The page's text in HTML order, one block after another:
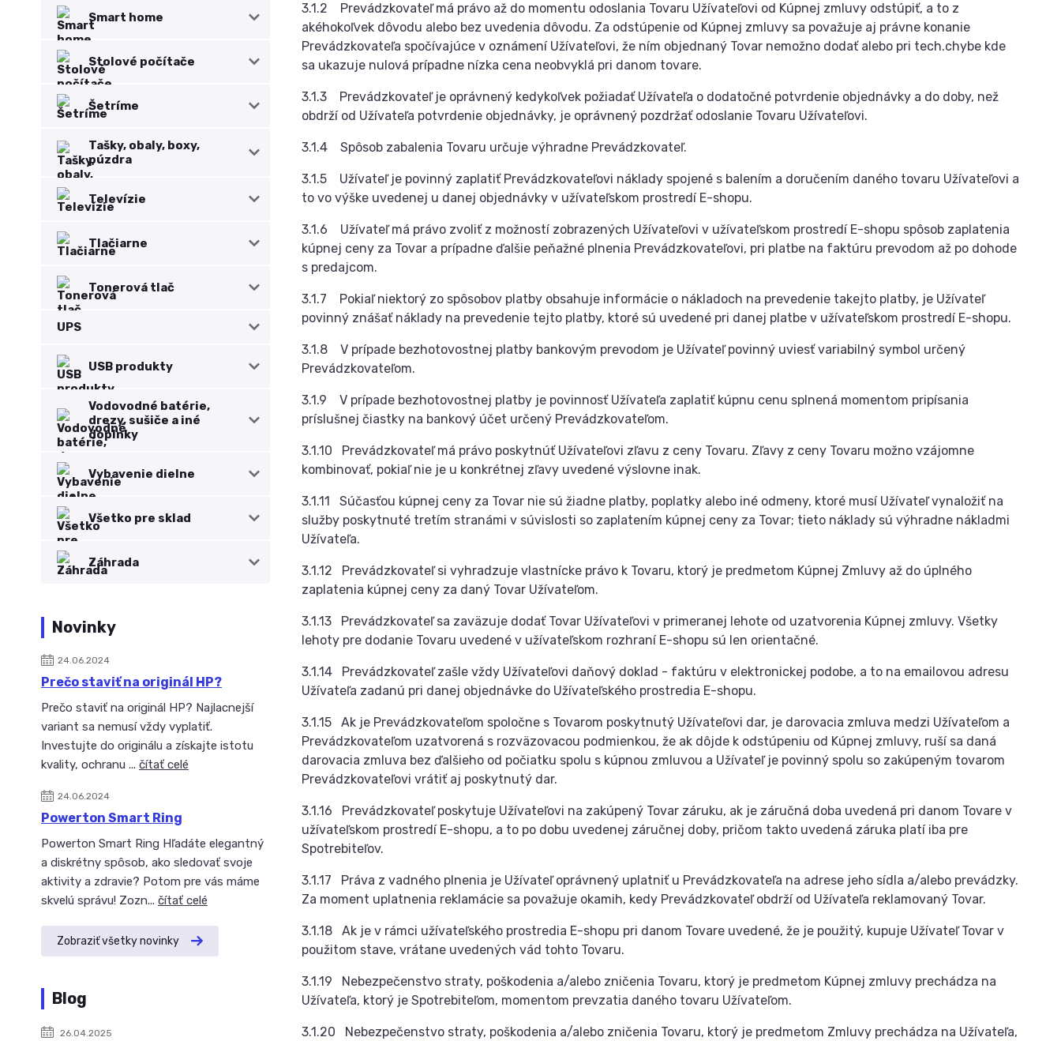
Smart home
Stolové počítače
Šetríme
Tašky, obaly, boxy,
púzdra
Televízie
Tlačiarne
Tonerová tlač
UPS
USB produkty
Vodovodné batérie,
drezy, sušiče a iné
doplnky
Vybavenie dielne
Všetko pre sklad
Záhrada
Novinky
24.06.2024
Prečo staviť na originál HP?
Prečo staviť na originál HP? Najlacnejší
variant sa nemusí vždy vyplatiť.
Investujte do originálu a získajte istotu
kvality, ochranu ... čítať celé
24.06.2024
Powerton Smart Ring
Powerton Smart Ring Hľadáte elegantný
a diskrétny spôsob, ako sledovať svoje
aktivity a zdravie? Potom pre vás máme
skvelú správu! Zozn... čítať celé
Zobraziť všetky novinky
Blog
26.04.2025
3.1.2 Prevádzkovateľ má právo až do momentu odoslania Tovaru Užívateľovi od Kúpnej zmluvy odstúpiť, a to z
akéhokoľvek dôvodu alebo bez uvedenia dôvodu. Za odstúpenie od Kúpnej zmluvy sa považuje aj právne konanie
Prevádzkovateľa spočívajúce v oznámení Užívateľovi, že ním objednaný Tovar nemožno dodať alebo pri tech.chybe kde
sa ukazuje nulová prípadne nízka cena neobvyklá pri danom tovare.
3.1.3 Prevádzkovateľ je oprávnený kedykoľvek požiadať Užívateľa o dodatočné potvrdenie objednávky a do doby, než
obdrží od Užívateľa potvrdenie objednávky, je oprávnený pozdržať odoslanie Tovaru Užívateľovi.
3.1.4 Spôsob zabalenia Tovaru určuje výhradne Prevádzkovateľ.
3.1.5 Užívateľ je povinný zaplatiť Prevádzkovateľovi náklady spojené s balením a doručením daného tovaru Užívateľovi a
to vo výške uvedenej u danej objednávky v užívateľskom prostredí E-shopu.
3.1.6 Užívateľ má právo zvoliť z možností zobrazených Užívateľovi v užívateľskom prostredí E-shopu spôsob zaplatenia
kúpnej ceny za Tovar a prípadne ďalšie peňažné plnenia Prevádzkovateľovi, pri platbe na faktúru prevodom až po dohode
s predajcom.
3.1.7 Pokiaľ niektorý zo spôsobov platby obsahuje informácie o nákladoch na prevedenie takejto platby, je Užívateľ
povinný znášať náklady na prevedenie tejto platby, ktoré sú uvedené pri danej platbe v užívateľskom prostredí E-shopu.
3.1.8 V prípade bezhotovostnej platby bankovým prevodom je Užívateľ povinný uviesť variabilný symbol určený
Prevádzkovateľom.
3.1.9 V prípade bezhotovostnej platby je povinnosť Užívateľa zaplatiť kúpnu cenu splnená momentom pripísania
príslušnej čiastky na bankový účet určený Prevádzkovateľom.
3.1.10 Prevádzkovateľ má právo poskytnúť Užívateľovi zľavu z ceny Tovaru. Zľavy z ceny Tovaru možno vzájomne
kombinovať, pokiaľ nie je u konkrétnej zľavy uvedené výslovne inak.
3.1.11 Súčasťou kúpnej ceny za Tovar nie sú žiadne platby, poplatky alebo iné odmeny, ktoré musí Užívateľ vynaložiť na
služby poskytnuté tretím stranámi v súvislosti so zaplatením kúpnej ceny za Tovar; tieto náklady sú výhradne nákladmi
Užívateľa.
3.1.12 Prevádzkovateľ si vyhradzuje vlastnícke právo k Tovaru, ktorý je predmetom Kúpnej Zmluvy až do úplného
zaplatenia kúpnej ceny za daný Tovar Užívateľom.
3.1.13 Prevádzkovateľ sa zaväzuje dodať Tovar Užívateľovi v primeranej lehote od uzatvorenia Kúpnej zmluvy. Všetky
lehoty pre dodanie Tovaru uvedené v užívateľskom rozhraní E-shopu sú len orientačné.
3.1.14 Prevádzkovateľ zašle vždy Užívateľovi daňový doklad - faktúru v elektronickej podobe, a to na emailovou adresu
Užívateľa zadanú pri danej objednávke do Užívateľského prostredia E-shopu.
3.1.15 Ak je Prevádzkovateľom spoločne s Tovarom poskytnutý Užívateľovi dar, je darovacia zmluva medzi Užívateľom a
Prevádzkovateľom uzatvorená s rozväzovacou podmienkou, že ak dôjde k odstúpeniu od Kúpnej zmluvy, ruší sa daná
darovacia zmluva bez ďalšieho od počiatku spolu s kúpnou zmluvou a Užívateľ je povinný spolu so zakúpeným tovarom
Prevádzkovateľovi vrátiť aj poskytnutý dar.
3.1.16 Prevádzkovateľ poskytuje Užívateľovi na zakúpený Tovar záruku, ak je záručná doba uvedená pri danom Tovare v
užívateľskom prostredí E-shopu, a to po dobu uvedenej záručnej doby, pričom takto uvedená záruka platí iba pre
Spotrebiteľov.
3.1.17 Práva z vadného plnenia je Užívateľ oprávnený uplatniť u Prevádzkovateľa na adrese jeho sídla a/alebo prevádzky.
Za moment uplatnenia reklamácie sa považuje okamih, kedy Prevádzkovateľ obdrží od Užívateľa reklamovaný Tovar.
3.1.18 Ak je v rámci užívateľského prostredia E-shopu pri danom Tovare uvedené, že je použitý, kupuje Užívateľ Tovar v
použitom stave, vrátane uvedených vád tohto Tovaru.
3.1.19 Nebezpečenstvo straty, poškodenia a/alebo zničenia Tovaru, ktorý je predmetom Kúpnej zmluvy prechádza na
Užívateľa, ktorý je Spotrebiteľom, momentom prevzatia daného tovaru Užívateľom.
3.1.20 Nebezpečenstvo straty, poškodenia a/alebo zničenia Tovaru, ktorý je predmetom Zmluvy prechádza na Užívateľa,